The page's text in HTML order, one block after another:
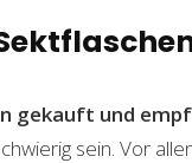
gekauft und
sein. Vor